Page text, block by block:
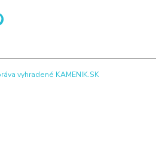
vyhradené KAMENIK.SK